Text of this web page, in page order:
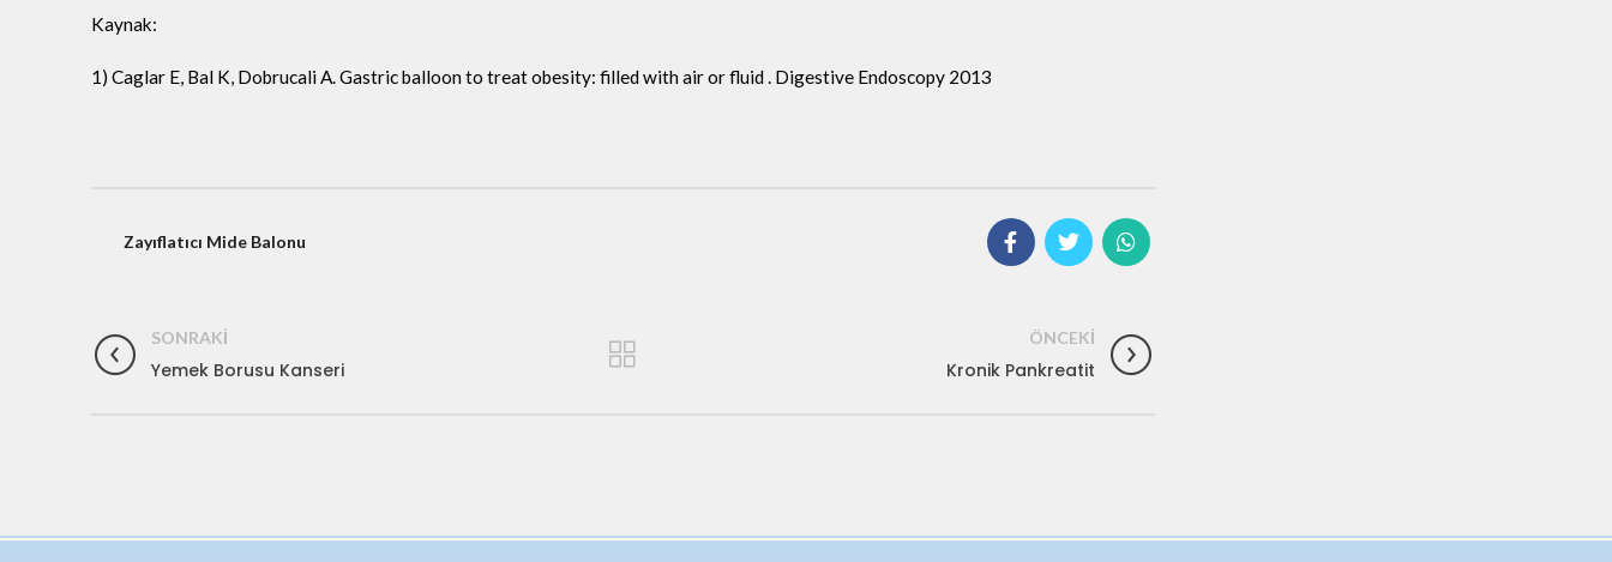
Kaynak:
1) Caglar E, Bal K, Dobrucali A. Gastric balloon to treat obesity: filled with air or fluid . Digestive Endoscopy 2013
Zayıflatıcı Mide Balonu
SONRAKI
Yemek Borusu Kanseri
ÖNCEKI
Kronik Pankreatit